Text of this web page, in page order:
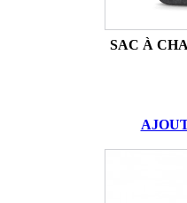
SAC À